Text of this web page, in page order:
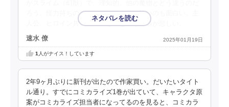
ろう。怪力持ちのヒロインで、女性が強いのも面白い。主
人公、ヒロイン共々両親いないという境遇が悲しい。
速水 僚 2025年01月19日
1人がナイス！しています
2年9ヶ月ぶりに新刊が出たので作家買い。だいたいタイト
ル通り。すでにコミカライズ1巻が出ていて、キャラクタ原
案がコミカライズ担当者になってるのを見ると、コミカラ